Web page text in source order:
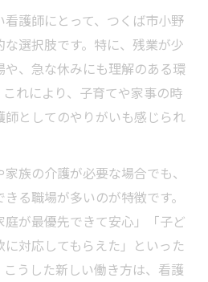
護師にとって、つくば市小野
選択肢です。特に、残業が少
、急な休みにも理解のある環
れにより、子育てや家事の時
としてのやりがいも感じられ
族の介護が必要な場合でも、
る職場が多いのが特徴です。
が最優先できて安心」「子ど
対応してもらえた」といった
うした新しい働き方は、看護